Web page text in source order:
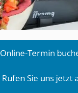
Online-Termin
Rufen Sie uns jetzt